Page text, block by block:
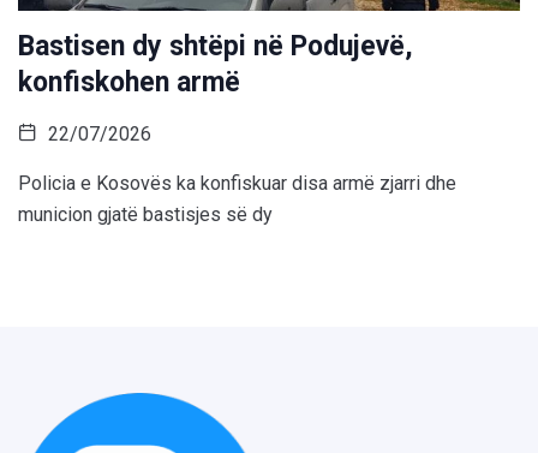
Bastisen dy shtëpi në Podujevë,
konfiskohen armë
22/07/2026
Policia e Kosovës ka konfiskuar disa armë zjarri dhe
municion gjatë bastisjes së dy